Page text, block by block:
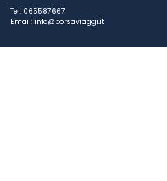
Tel. 065587667
Email: info@borsaviaggi.it